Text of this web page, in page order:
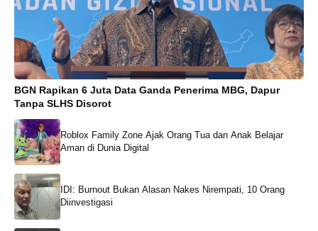
BGN Rapikan 6 Juta Data Ganda Penerima MBG, Dapur
Tanpa SLHS Disorot
Roblox Family Zone Ajak Orang Tua dan Anak Belajar
Aman di Dunia Digital
IDI: Burnout Bukan Alasan Nakes Nirempati, 10 Orang
Diinvestigasi